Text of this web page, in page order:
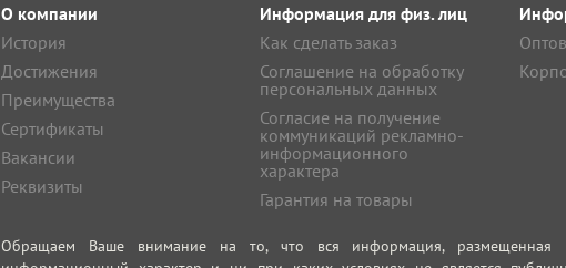
О компании
История
Достижения
Преимущества
Сертификаты
Вакансии
Реквизиты
Информация для физ. лиц
Как сделать заказ
Соглашение на обработку
персональных данных
Согласие на получение
коммуникаций рекламно-
информационного
характера
Гарантия на товары
Обращаем Ваше внимание на то, что вся информация, размещенная